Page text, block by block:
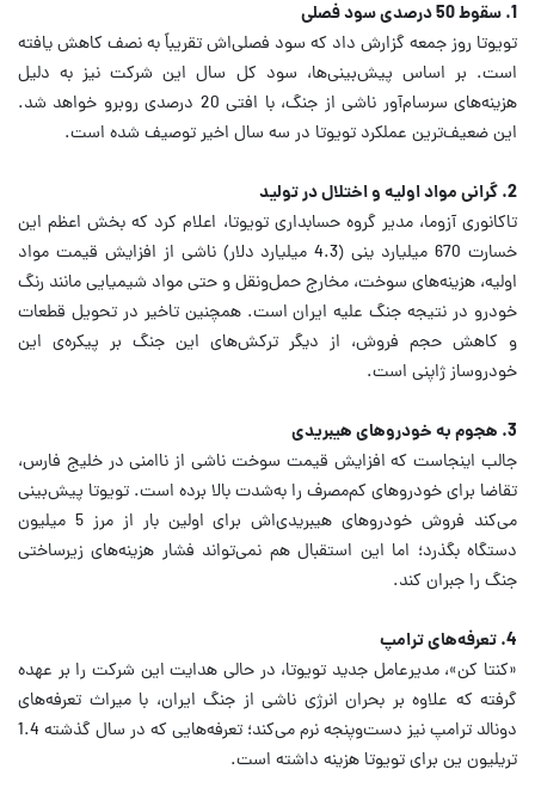
1. سقوط 50 درصدی سود فصلی
تویوتا روز جمعه گزارش داد که سود فصلی‌اش تقریباً به نصف کاهش یافته
است. بر اساس پیش‌بینی‌ها، سود کل سال این شرکت نیز به دلیل
هزینه‌های سرسام‌آور ناشی از جنگ، با افتی 20 درصدی روبرو خواهد شد.
این ضعیف‌ترین عملکرد تویوتا در سه سال اخیر توصیف شده است.
2. گرانی مواد اولیه و اختلال در تولید
تاکانوری آزوما، مدیر گروه حسابداری تویوتا، اعلام کرد که بخش اعظم این
خسارت 670 میلیارد ینی (4.3 میلیارد دلار) ناشی از افزایش قیمت مواد
اولیه، هزینه‌های سوخت، مخارج حمل‌ونقل و حتی مواد شیمیایی مانند رنگ
خودرو در نتیجه جنگ علیه ایران است. همچنین تاخیر در تحویل قطعات
و کاهش حجم فروش، از دیگر ترکش‌های این جنگ بر پیکره‌ی این
خودروساز ژاپنی است.
3. هجوم به خودروهای هیبریدی
جالب اینجاست که افزایش قیمت سوخت ناشی از ناامنی در خلیج فارس،
تقاضا برای خودروهای کم‌مصرف را به‌شدت بالا برده است. تویوتا پیش‌بینی
می‌کند فروش خودروهای هیبریدی‌اش برای اولین بار از مرز 5 میلیون
دستگاه بگذرد؛ اما این استقبال هم نمی‌تواند فشار هزینه‌های زیرساختی
جنگ را جبران کند.
4. تعرفه‌های ترامپ
«کنتا کن»، مدیرعامل جدید تویوتا، در حالی هدایت این شرکت را بر عهده
گرفته که علاوه بر بحران انرژی ناشی از جنگ ایران، با میراث تعرفه‌های
دونالد ترامپ نیز دست‌وپنجه نرم می‌کند؛ تعرفه‌هایی که در سال گذشته 1.4
تریلیون ین برای تویوتا هزینه داشته است.